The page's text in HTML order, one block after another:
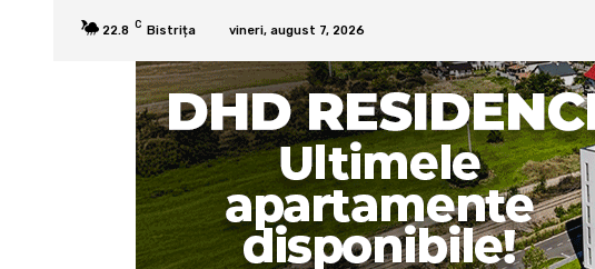
22.8 C Bistrița vineri, august 7, 2026